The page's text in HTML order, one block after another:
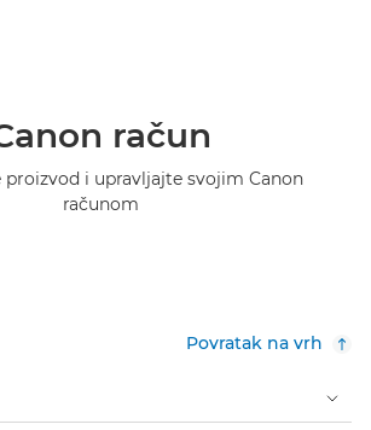
račun
proizvod i upravljajte svojim Canon
računom
Povratak na vrh